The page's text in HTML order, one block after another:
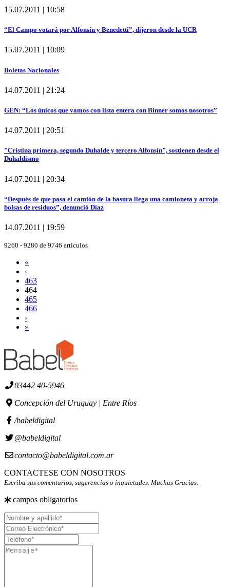
15.07.2011 | 10:58
“El Campo votará por Alfonsín y Benedetti”, dijeron desde la UCR
15.07.2011 | 10:09
Boletas Nacionales
14.07.2011 | 21:24
GEN: “Los únicos que vamos con lista entera con Binner somos nosotros”
14.07.2011 | 20:51
"Cristina primera, segundo Duhalde y tercero Alfonsín", sostienen desde el
Duhaldismo
14.07.2011 | 20:34
“Después de que pasa el camión de la basura llega una camioneta y arroja
bolsas de residuos”, denunció Díaz
14.07.2011 | 19:59
9260 - 9280 de 9746 artículos
«
‹
463
464
465
466
›
»
03442 40-5946
Concepción del Uruguay | Entre Ríos
/babeldigital
@babeldigital
contacto@babeldigital.com.ar
CONTACTESE CON NOSOTROS
Escriba sus comentarios, sugerencias o inquietudes. Muchas Gracias.
campos obligatorios
Nombre
y
apellido
Correo
Electrónico
Teléfono
Mensaje